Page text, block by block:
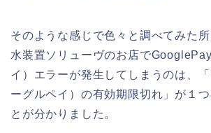
そのような感じで色々と調べてみた
水装置ソリューヴのお店で
イ）エラーが発生してしまうのは、
ーグルペイ）の有効期限切れ」が１
とが分かりました。